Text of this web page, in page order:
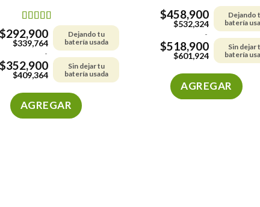
Valorado en
5.00de 5
$292,900
$339,764
Dejando tu
batería usada
-
$352,900
$409,364
Sin dejar tu
batería usada
AGREGAR
$458,900
$532,324
Dejando
batería
-
$518,900
$601,924
Sin dejar
batería
AGREGAR